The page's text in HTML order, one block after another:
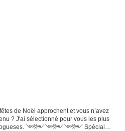
de Noël approchent et vous n’avez
? J'ai sélectionné pour vous les plus
blogueses. ༺༻༺༻༺༻ Spécial